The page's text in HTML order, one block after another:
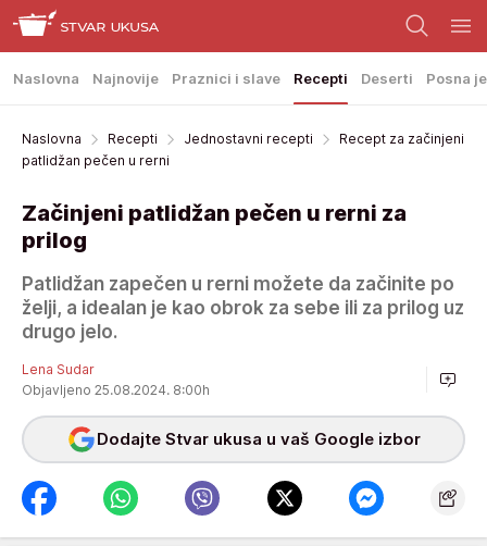
Naslovna Najnovije Praznici i slave Recepti Deserti Posna
Naslovna Recepti Jednostavni recepti
Recept za začinjeni
patlidžan pečen u rerni
Začinjeni patlidžan pečen u rerni za
prilog
Patlidžan zapečen u rerni možete da začinite po
želji, a idealan je kao obrok za sebe ili za prilog uz
drugo jelo.
Lena Sudar
Objavljeno 25.08.2024. 8:00h
Dodajte Stvar ukusa u vaš Google izbor